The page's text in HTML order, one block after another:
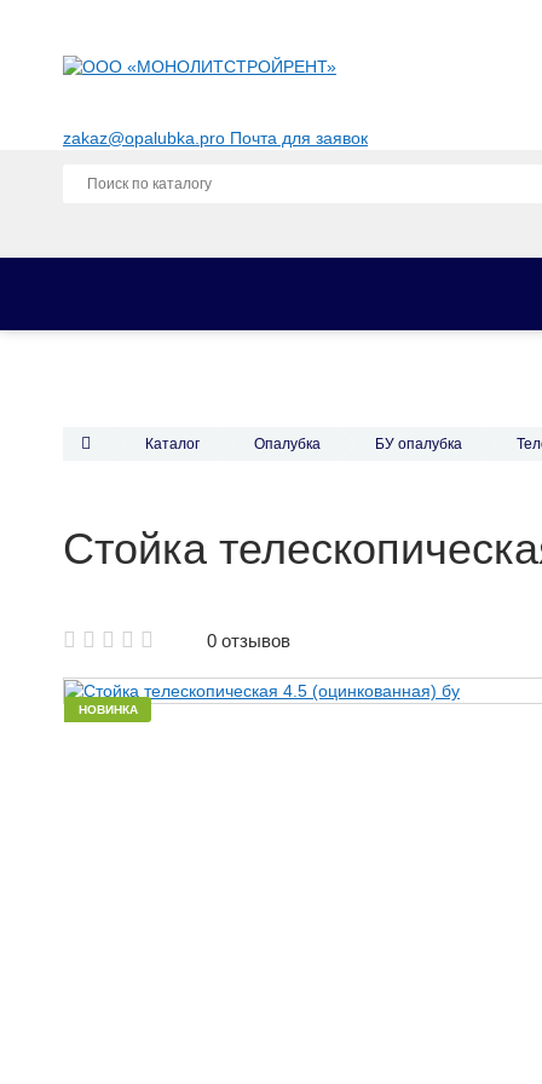
zakaz@opalubka.pro Почта для заявок
Аренда опалубки перекрытий
Аренда опалубки колонн
Аренда опалубки Б/У
Каталог Опалубка БУ опалубка
Стойка
0 отзывов
НОВИНКА